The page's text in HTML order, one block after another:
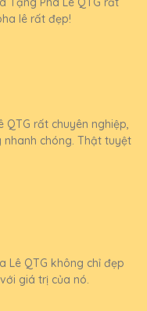
lê rất đẹp!
QTG rất chuyên nghiệp,
chóng. Thật tuyệt
Lê QTG không chỉ đẹp
giá trị của nó.